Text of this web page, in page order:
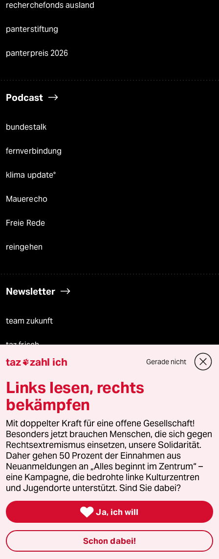
recherchefonds ausland
panterstiftung
panterpreis 2026
Podcast
bundestalk
fernverbindung
klima update°
Mauerecho
Freie Rede
reingehen
Newsletter
team zukunft
taz frisch
taz zahl ich
taz lab Infobrief
Veranstaltungen
Demnächst
Vor Ort
Live im Stream
Vergangene
taz zahl ich Gerade nicht
Links lesen, rechts
bekämpfen
Mit doppelter Kraft für eine offene Gesellschaft!
Besonders jetzt brauchen Menschen, die sich gegen
Rechtsextremismus einsetzen, unsere Solidarität.
Daher gehen 50 Prozent der Einnahmen aus
Neuanmeldungen an „Alles beginnt im Zentrum“ –
eine Kampagne, die bedrohte linke Kulturzentren
und Jugendorte unterstützt. Sind Sie dabei?
 Ja, ich will
Schon dabei!